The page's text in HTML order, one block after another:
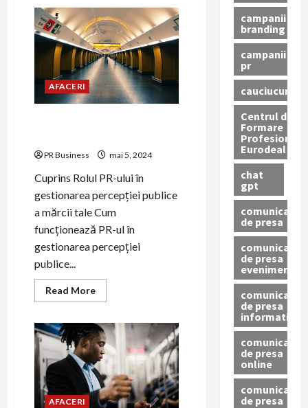
în
PR:
Strategii
și
Tactici
Eficiente.
AFACERI
PR Business mai 5, 2024
Cuprins Rolul PR-ului în
gestionarea percepției publice
a mărcii tale Cum
funcționează PR-ul în
gestionarea percepției
publice...
Read MoreRead
more
PR-
ului
în
gestionarea
percepției
publice.
AFACERI
campanii
branding
campanii
pr
cauciucuri
Centrul de
Formare
Profesionala
Eurodeal
chat
gpt
comunicat
de presa
comunicat
de presa
eveniment
comunicat
de presa
informativ
comunicat
de presa
online
comunicate
de presa